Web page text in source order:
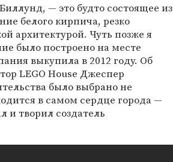
— это будто состоящее из
белого кирпича, резко
архитектурой. Чуть позже я
было построено на месте
выкупила в 2012 году. Об
LEGO House Джеспер
было выбрано не
в самом сердце города —
и творил создатель